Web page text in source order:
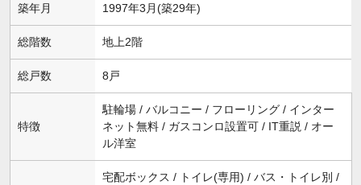
築年月 1997年3月(築29年)
総階数 地上2階
総戸数 8戸
特徴
駐輪場 / バルコニー / フローリング / インター
ネット無料 / ガスコンロ設置可 / IT重説 / オー
ル洋室
宅配ボックス / トイレ(専用) / バス・トイレ別 /